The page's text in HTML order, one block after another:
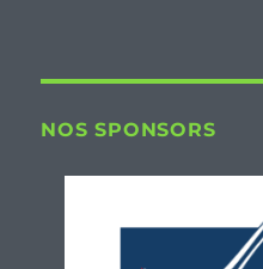
NOS SPONSORS